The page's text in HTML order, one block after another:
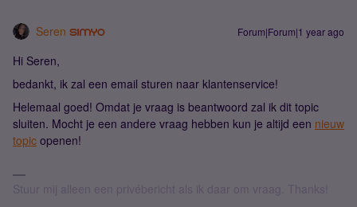
Seren Forum|Forum|1 year ago
Hi Seren,
bedankt, ik zal een email sturen naar klantenservice!
Helemaal goed! Omdat je vraag is beantwoord zal ik dit topic
sluiten. Mocht je een andere vraag hebben ​kun je altijd een nieuw
topic openen!
Stuur mij alleen een privébericht als ik daar om vraag. Thanks!